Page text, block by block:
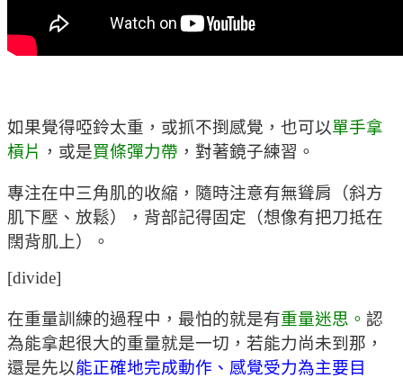
如果覺得啞鈴太重，或抓不捯感覺，也可以單手拿
槓片 ，或是買條彈力帶 ，對著鏡子練習。
專注在中三角肌的收縮，隨時注意有無聳肩（斜方
肌下壓、放鬆），背部記得固定（想像有把刀抵在
闊背肌上）。
[divide]
在重量訓練的過程中，最怕的就是有重量迷思。 認
為能拿起很大的重量就是一切，若能力尚未到那，
還是先以能正確地完成動作、感覺受力為主要目